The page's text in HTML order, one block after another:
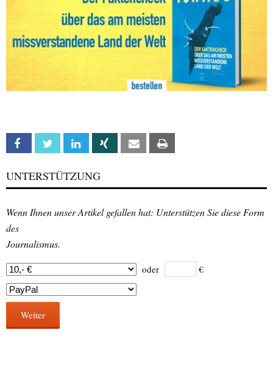
Facebook Twitter Linkedin Xing Email
UNTERSTÜTZUNG
Wenn Ihnen unser Artikel gefallen hat: Unterstützen Sie diese Form
des
Journalismus.
oder €
Weiter